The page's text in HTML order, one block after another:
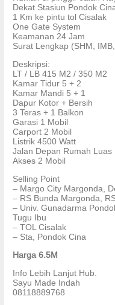
Dekat Stasiun Pondok
1 Km ke pintu tol Cisalak
One Gate System
Keamanan 24 Jam
Surat Lengkap (SHM,
Deskripsi:
LT / LB 415 M2 / 350 M2
Kamar Tidur 5 + 2
Kamar Mandi 5 + 1
Dapur Kotor + Bersih
3 Teras + 1 Balkon
Garasi 1 Mobil
Carport 2 Mobil
Listrik 4500 Watt
Jalan Depan Rumah Luas
Akses 2 Mobil
Selling Point
– Margo City Margonda,
– RS Bunda Margonda,
– Univ. Gunadarma
Tugu Ibu
– TOL Cisalak
– Sta, Pondok Cina
Harga 6.5M
Info Lebih Lanjut Hub.
Sayu Made Indah
08118889768